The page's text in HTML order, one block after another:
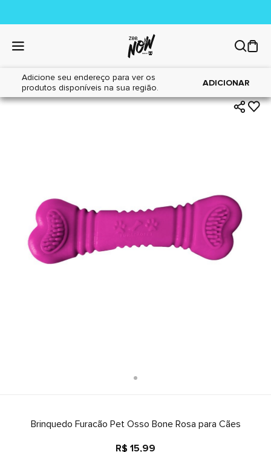
Adicione seu endereço para ver os
produtos disponíveis na sua região.
ADICIONAR
Home|Cães|Brinquedos
Brinquedo Furacão Pet Osso Bone Rosa para Cães
R$ 15,99